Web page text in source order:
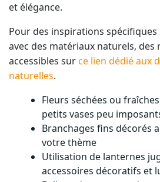
et élégance.
Pour des inspirations
avec des matériaux naturels,
accessibles surce lien dédié aux
naturelles.
Fleurs séchées ou
petits vases peu
Branchages fins décorés
votre thème
Utilisation de lanternes
accessoires décoratifs et